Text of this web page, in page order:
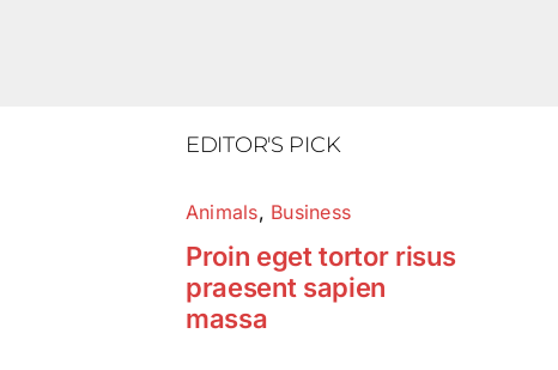
EDITOR'S PICK
Animals, Business
Proin eget tortor risus
praesent sapien
massa